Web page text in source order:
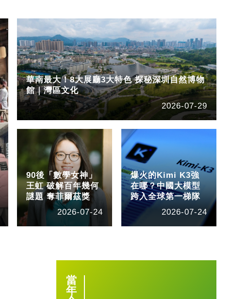
華南最大！8大展廳3大特色 探秘深圳自然博物
館｜灣區文化
2026-07-29
90後「數學女神」
王虹 破解百年幾何
謎題 奪菲爾茲獎
2026-07-24
爆火的Kimi K3強
在哪？中國大模型
跨入全球第一梯隊
2026-07-24
當
年